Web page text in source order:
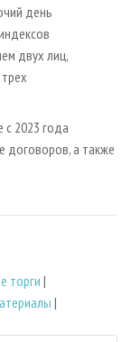
день
двух лиц,
с 2023 года
договоров, а также
торги|
|